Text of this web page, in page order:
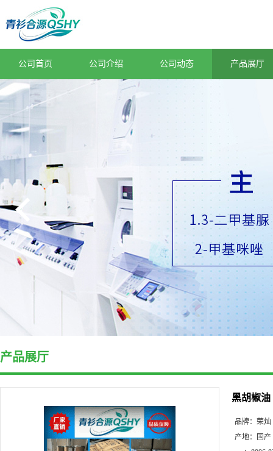
公司首页 公司介绍 公司动态 产品展厅
产品展厅
黑胡椒油
品牌： 荣灿
产地：
国产